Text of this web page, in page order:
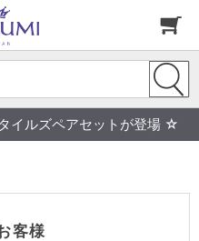
イルズペアセットが登場 ☆
客様